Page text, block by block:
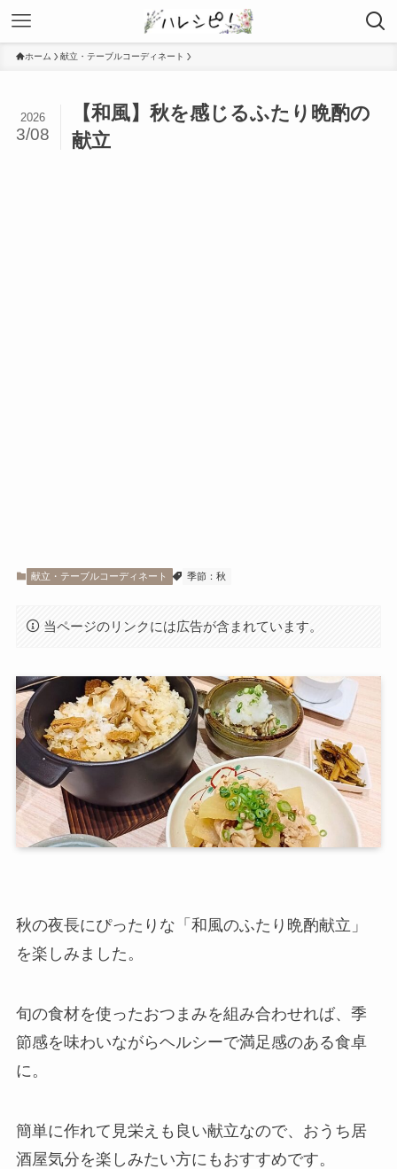
ホーム 献立・テーブルコーディネート
【和風】秋を感じるふたり晩酌の
献立
2026
3/08
献立・テーブルコーディネート 季節：秋
当ページのリンクには広告が含まれています。
秋の夜長にぴったりな「和風のふたり晩酌献立」
を楽しみました。
旬の食材を使ったおつまみを組み合わせれば、季
節感を味わいながらヘルシーで満足感のある食卓
に。
簡単に作れて見栄えも良い献立なので、おうち居
酒屋気分を楽しみたい方にもおすすめです。